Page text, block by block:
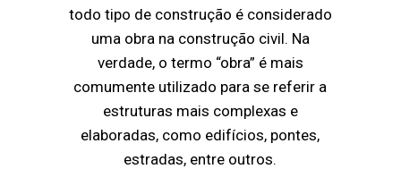
todo tipo de construção é considerado
uma obra na construção civil. Na
verdade, o termo “obra” é mais
comumente utilizado para se referir a
estruturas mais complexas e
elaboradas, como edifícios, pontes,
estradas, entre outros.